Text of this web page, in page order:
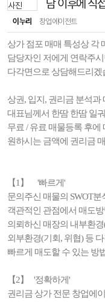
담 이후에 직
이누리 창업에이전트
상가 점포 매매 특성상 각
담당자인 저에게 연락주시
다각면으로 상담해드리겠
상권, 입지, 권리금 분석과
대표님께서 한땀 한땀 일
무료 / 유료 매물등록 후에
원하시는 금액에 권리금
【1】 '빠르게'
문의주신 매물의 SWOT분
객관적인 관점에서 매도
의뢰하신 매장의 내부환
외부환경(기회, 위협) 등
빠르게 매도할 수 있는 방
【2】 '정확하게'
권리금 상가 전문 창업에